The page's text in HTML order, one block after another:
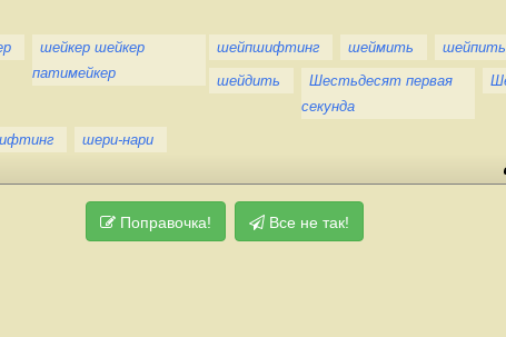
шейкер шейкер
патимейкер
шейпшифтинг шеймить шейпить
шейдить
Шестьдесят первая
секунда
шери-нари
Поправочка! Все не так!